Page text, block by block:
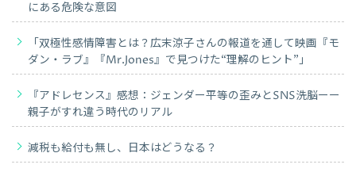
にある危険な意図
「双極性感情障害とは？広末涼子さんの報道を通して映画『モ
ダン・ラブ』『Mr.Jones』で見つけた“理解のヒント”」
『アドレセンス』感想：ジェンダー平等の歪みとSNS洗脳ーー
親子がすれ違う時代のリアル
減税も給付も無し、日本はどうなる？